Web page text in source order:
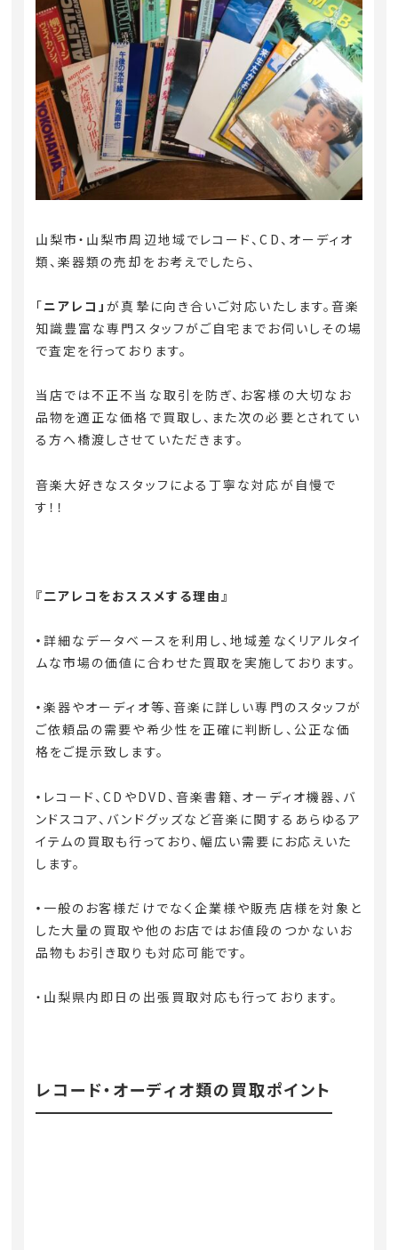
山梨市・山梨市周辺地域でレコード、CD、オーディオ
類、楽器類の売却をお考えでしたら、
「ニアレコ」が真摯に向き合いご対応いたします。音楽
知識豊富な専門スタッフがご自宅までお伺いしその場
で査定を行っております。
当店では不正不当な取引を防ぎ、お客様の大切なお
品物を適正な価格で買取し、また次の必要とされてい
る方へ橋渡しさせていただきます。
音楽大好きなスタッフによる丁寧な対応が自慢で
す！！
『二アレコをおススメする理由』
・ 詳細なデータベースを利用し、地域差なくリアルタイ
ムな市場の価値に合わせた買取を実施しております。
・ 楽器やオーディオ等、音楽に詳しい専門のスタッフが
ご依頼品の需要や希少性を正確に判断し、公正な価
格をご提示致します。
・ レコード、CDやDVD、音楽書籍、オーディオ機器、バ
ンドスコア、バンドグッズなど音楽に関するあらゆるア
イテムの買取も行っており、幅広い需要にお応えいた
します。
・ 一般のお客様だけでなく企業様や販売店様を対象と
した大量の買取や他のお店ではお値段のつかないお
品物もお引き取りも対応可能です。
・山梨県内即日の出張買取対応も行っております。
レコード・オーディオ類の買取ポイント